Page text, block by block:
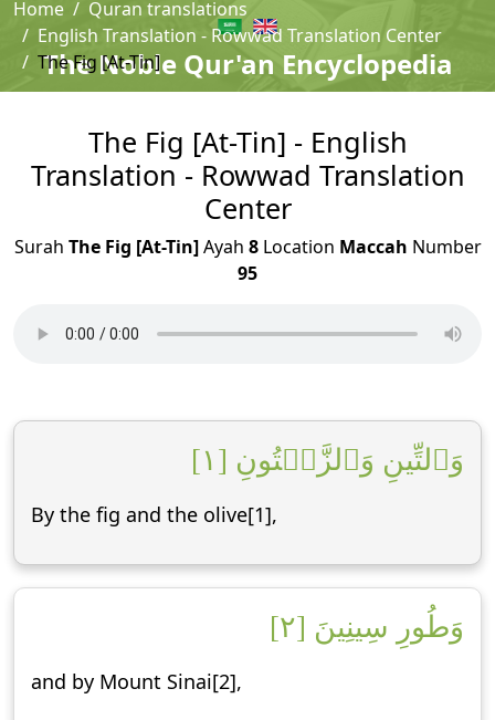
The Noble Qur'an Encyclopedia
Home
Quran translations
English Translation - Rowwad Translation Center
The Fig [At-Tin]
The Fig [At-Tin] - English
Translation - Rowwad Translation
Center
Surah The Fig [At-Tin]Ayah 8Location Maccah Number
95
وَٱلتِّينِ وَٱلزَّيۡتُونِ [١]
By the fig and the olive[1],
وَطُورِ سِينِينَ [٢]
and by Mount Sinai[2],